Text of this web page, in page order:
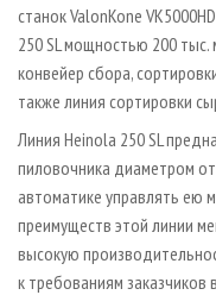
станок ValonKone
250 SL мощностью 200 тыс.
конвейер сбора,
также линия сортировки
Линия Heinola 250 SL
пиловочника диаметром
автоматике управлять ею
преимуществ этой линии
высокую
к требованиям